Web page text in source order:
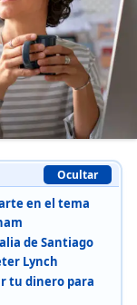
Ocultar
en el tema
de Santiago
Lynch
tu dinero para